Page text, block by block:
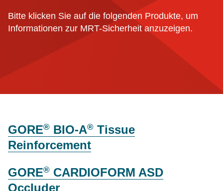
Bitte klicken Sie auf die folgenden Produkte, um
Informationen zur MRT-Sicherheit anzuzeigen.
GORE® BIO-A® Tissue
Reinforcement
GORE® CARDIOFORM ASD
Occluder